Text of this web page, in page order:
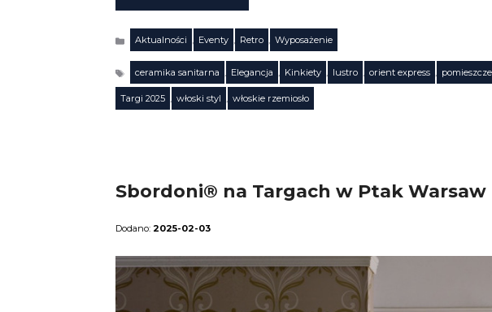
KategorieAktualności , Eventy , Retro , Wyposażenie
Tagi
ceramika sanitarna , Elegancja , Kinkiety , lustro , orient express ,
Targi 2025 , włoski styl , włoskie rzemiosło
Sbordoni® na Targach w Ptak Warsaw
2025-02-03